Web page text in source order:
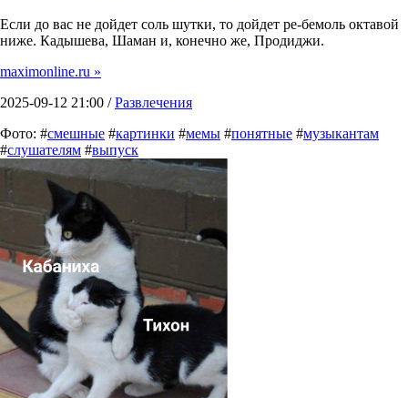
Если до вас не дойдет соль шутки, то дойдет ре-бемоль октавой
ниже. Кадышева, Шаман и, конечно же, Продиджи.
maximonline.ru »
2025-09-12 21:00 /Развлечения
Фото: #смешные #картинки #мемы #понятные #музыкантам
#слушателям #выпуск